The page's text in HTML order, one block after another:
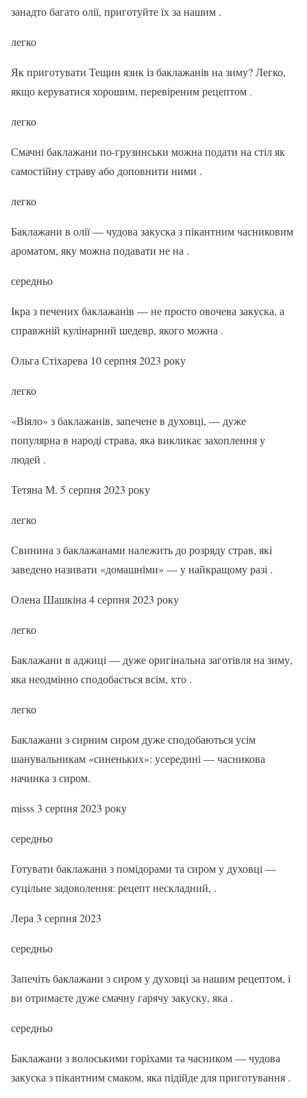
занадто багато олії, приготуйте їх за нашим .
легко
Як приготувати Тещин язик із баклажанів на зиму? Легко,
якщо керуватися хорошим, перевіреним рецептом .
легко
Смачні баклажани по-грузинськи можна подати на стіл як
самостійну страву або доповнити ними .
легко
Баклажани в олії — чудова закуска з пікантним часниковим
ароматом, яку можна подавати не на .
середньо
Ікра з печених баклажанів — не просто овочева закуска, а
справжній кулінарний шедевр, якого можна .
Ольга Стіхарева 10 серпня 2023 року
легко
«Віяло» з баклажанів, запечене в духовці, — дуже
популярна в народі страва, яка викликає захоплення у
людей .
Тетяна М. 5 серпня 2023 року
легко
Свинина з баклажанами належить до розряду страв, які
заведено називати «домашніми» — у найкращому разі .
Олена Шашкіна 4 серпня 2023 року
легко
Баклажани в аджиці — дуже оригінальна заготівля на зиму,
яка неодмінно сподобається всім, хто .
легко
Баклажани з сирним сиром дуже сподобаються усім
шанувальникам «синеньких»: усередині — часникова
начинка з сиром.
misss 3 серпня 2023 року
середньо
Готувати баклажани з помідорами та сиром у духовці —
суцільне задоволення: рецепт нескладний, .
Лера 3 серпня 2023
середньо
Запечіть баклажани з сиром у духовці за нашим рецептом, і
ви отримаєте дуже смачну гарячу закуску, яка .
середньо
Баклажани з волоськими горіхами та часником — чудова
закуска з пікантним смаком, яка підійде для приготування .